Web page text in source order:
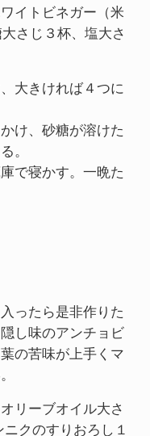
イトビネガー（米
さじ３杯、塩大さ
大きければ４つに
け、砂糖が溶けた
。
で寝かす。一晩た
ったら是非作りた
し味のアンチョビ
の苦味が上手くマ
リーブオイル大さ
クのすりおろし１